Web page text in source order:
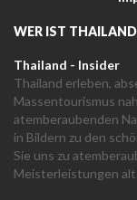
WER IST
Thailand - Insider
Thailand erleben,
Massentourismus
atemberaubenden
in Bildern zu den
Sie uns zu
Meisterleistungen